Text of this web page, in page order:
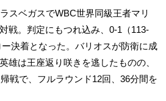
スベガスでWBC世界同級王者マリ
戦。判定にもつれ込み、0-1（113-
決着となった。バリオスが防衛に成
雄は王座返り咲きを逃したものの、
戦で、フルラウンド12回、36分間を